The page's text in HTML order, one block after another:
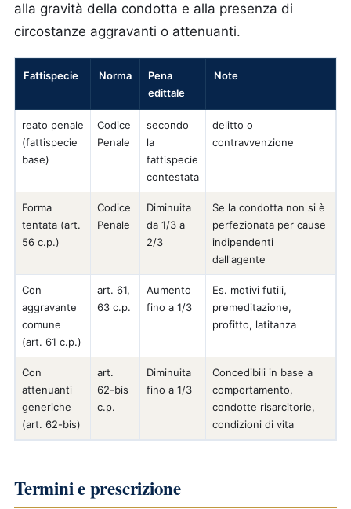
alla gravità della condotta e alla presenza di
circostanze aggravanti o attenuanti.
Fattispecie Norma
Pena
edittale
Note
reato penale
(fattispecie
base)
Codice
Penale
secondo
la
fattispecie
contestata
delitto o
contravvenzione
Forma
tentata (art.
56 c.p.)
Codice
Penale
Diminuita
da 1/3 a
2/3
Se la condotta non si è
perfezionata per cause
indipendenti
dall'agente
Con
aggravante
comune
(art. 61 c.p.)
art. 61,
63 c.p.
Aumento
fino a 1/3
Es. motivi futili,
premeditazione,
profitto, latitanza
Con
attenuanti
generiche
(art. 62-bis)
art.
62-bis
c.p.
Diminuita
fino a 1/3
Concedibili in base a
comportamento,
condotte risarcitorie,
condizioni di vita
Termini e prescrizione